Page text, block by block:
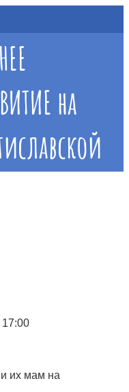
на
17:00
их мам на